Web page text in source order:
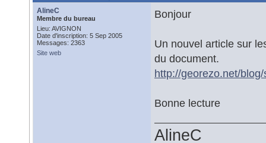
AlineC
Membre du bureau
Lieu: AVIGNON
Date d'inscription: 5 Sep 2005
Messages: 2363
Site web
Bonjour
Un nouvel article sur
du document.
http://georezo.net/
Bonne lecture
AlineC